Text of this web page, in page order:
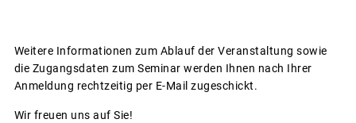
Weitere Informationen zum Ablauf der Veranstaltung sowie
die Zugangsdaten zum Seminar werden Ihnen nach Ihrer
Anmeldung rechtzeitig per E-Mail zugeschickt.
Wir freuen uns auf Sie!